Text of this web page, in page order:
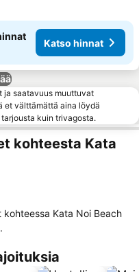
Katso hinnat
ja saatavuus muuttuvat
et välttämättä aina löydä
kuin trivagosta.
kohteesta Kata
Kata Noi Beach